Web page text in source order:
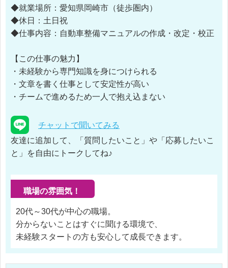
◆就業場所：愛知県岡崎市（徒歩圏内）
◆休日：土日祝
◆仕事内容：自動車整備マニュアルの作成・改定・校正
【この仕事の魅力】
・未経験から専門知識を身につけられる
・文章を書く仕事として安定性が高い
・チームで進めるため一人で抱え込まない
チャットで聞いてみる
友達に追加して、「質問したいこと」や「応募したいこ
と」を自由にトークしてね♪
職場の雰囲気！
20代～30代が中心の職場。
分からないことはすぐに聞ける環境で、
未経験スタートの方も安心して成長できます。